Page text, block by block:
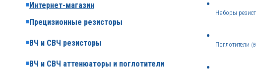
Интернет-магазин
Прецизионные резисторы
ВЧ и СВЧ резисторы
ВЧ и СВЧ аттенюаторы и поглотители
Наборы
Поглотители